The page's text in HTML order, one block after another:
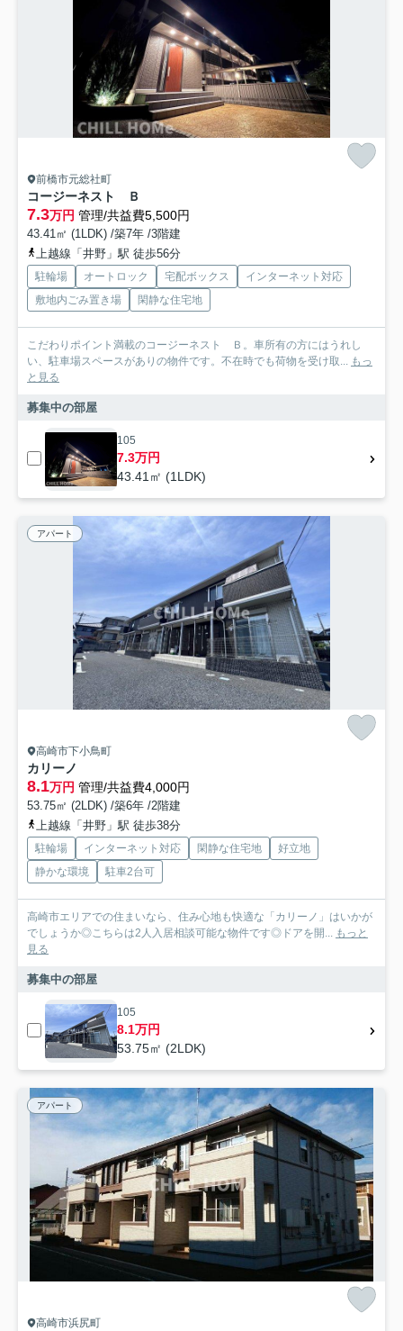
前橋市元総社町
コージーネスト Ｂ
7.3万円 管理/共益費5,500円
43.41㎡ (1LDK) /築7年 /3階建
上越線「井野」駅 徒歩56分
駐輪場 オートロック 宅配ボックス
インターネット対応
敷地内ごみ置き場
閑静な住宅地
こだわりポイント満載のコージーネスト Ｂ。車所有の方にはうれし
い、駐車場スペースがありの物件です。不在時でも荷物を受け取...
もっ
と見る
募集中の部屋
105
7.3万円
43.41㎡ (1LDK)
アパート
高崎市下小鳥町
カリーノ
8.1万円 管理/共益費4,000円
53.75㎡ (2LDK) /築6年 /2階建
上越線「井野」駅 徒歩38分
駐輪場 インターネット対応 閑静な住宅地
好立地
静かな環境
駐車2台可
高崎市エリアでの住まいなら、住み心地も快適な「カリーノ」はいかが
でしょうか◎こちらは2人入居相談可能な物件です◎ドアを開...
もっと
見る
募集中の部屋
105
8.1万円
53.75㎡ (2LDK)
アパート
高崎市浜尻町